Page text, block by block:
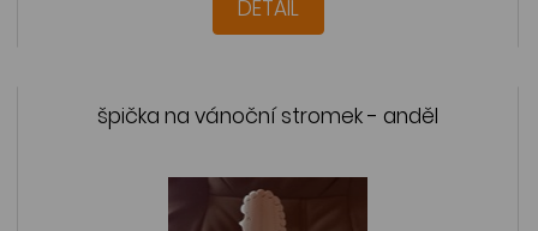
DETAIL
špička na vánoční stromek - anděl